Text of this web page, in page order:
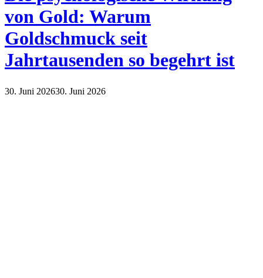
von Gold: Warum
Goldschmuck seit
Jahrtausenden so begehrt ist
30. Juni 202630. Juni 2026